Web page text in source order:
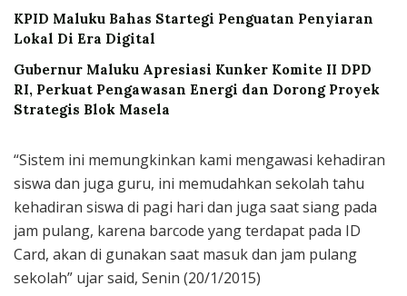
KPID Maluku Bahas Startegi Penguatan Penyiaran
Lokal Di Era Digital
Gubernur Maluku Apresiasi Kunker Komite II DPD
RI, Perkuat Pengawasan Energi dan Dorong Proyek
Strategis Blok Masela
“Sistem ini memungkinkan kami mengawasi kehadiran
siswa dan juga guru, ini memudahkan sekolah tahu
kehadiran siswa di pagi hari dan juga saat siang pada
jam pulang, karena barcode yang terdapat pada ID
Card, akan di gunakan saat masuk dan jam pulang
sekolah” ujar said, Senin (20/1/2015)